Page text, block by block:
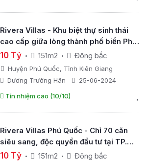
Rivera Villas - Khu biệt thự sinh thái
cao cấp giữa lòng thành phố biển Phú
Quốc
10 Tỷ 151m2 Đông bắc
Huyện Phú Quốc, Tỉnh Kiên Giang
Dương Trường Hân
25-06-2024
Tín nhiệm cao (10/10)
Rivera Villas Phú Quốc - Chỉ 70 căn
siêu sang, độc quyền đầu tư tại TP.
Phú Quốc
10 Tỷ 151m2 Đông bắc